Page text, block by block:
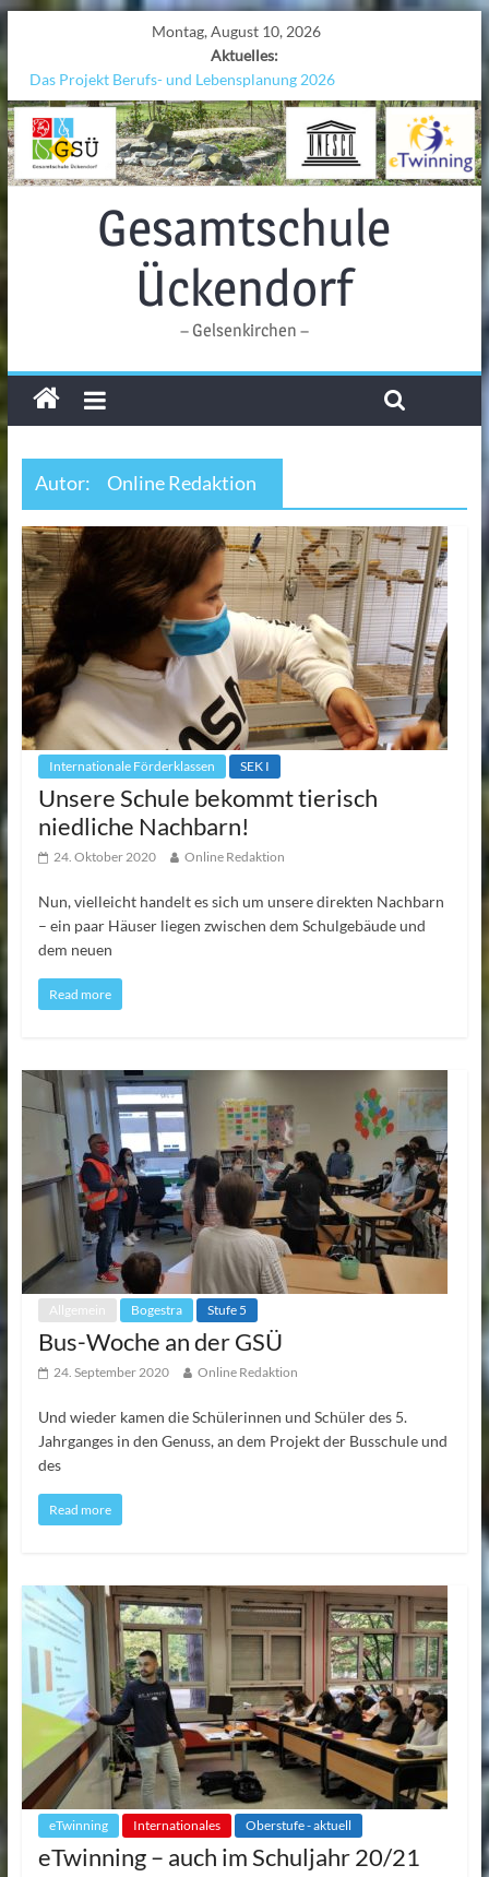
Montag, August 10, 2026
Aktuelles:
Das Projekt Berufs- und Lebensplanung 2026
UNESCO Stadtradeln „Grenzen überwinden“
KCC-Workshop
Sicherheit auf den Wellen: Lehrkräfte bilden sich in Alicante fort
Ferien!!!
Gesamtschule
Ückendorf
– Gelsenkirchen –
Autor: Online Redaktion
Internationale Förderklassen SEK I
Unsere Schule bekommt tierisch
niedliche Nachbarn!
24. Oktober 2020 Online Redaktion
Nun, vielleicht handelt es sich um unsere direkten Nachbarn
– ein paar Häuser liegen zwischen dem Schulgebäude und
dem neuen
Read more
Allgemein Bogestra Stufe 5
Bus-Woche an der GSÜ
24. September 2020 Online Redaktion
Und wieder kamen die Schülerinnen und Schüler des 5.
Jahrganges in den Genuss, an dem Projekt der Busschule und
des
Read more
eTwinning Internationales Oberstufe - aktuell
eTwinning – auch im Schuljahr 20/21